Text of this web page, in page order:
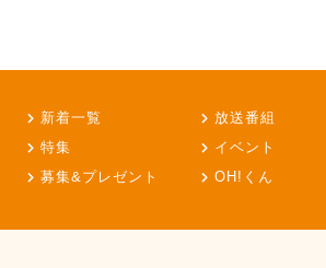
新着一覧 放送番組
特集
イベント
募集&プレゼント
OH!くん